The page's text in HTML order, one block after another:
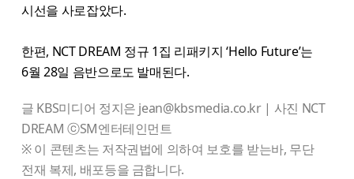
시선을 사로잡았다.
한편, NCT DREAM 정규 1집 리패키지 ‘Hello Future’는
6월 28일 음반으로도 발매된다.
글 KBS미디어 정지은 jean@kbsmedia.co.kr | 사진 NCT
DREAM ⓒSM엔터테인먼트
※ 이 콘텐츠는 저작권법에 의하여 보호를 받는바, 무단
전재 복제, 배포등을 금합니다.